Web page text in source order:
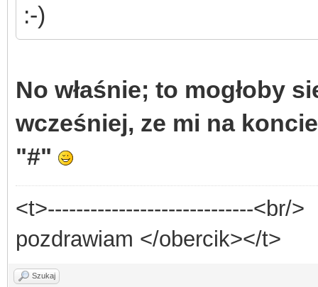
:-)
No właśnie; to mogłoby
wcześniej, ze mi na
"#"
<t>-----------------------------<br/>
pozdrawiam </obercik></t>
Szukaj